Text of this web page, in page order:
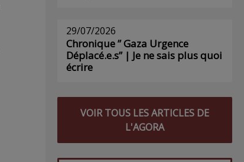
29/07/2026
Chronique ” Gaza Urgence
Déplacé.e.s” | Je ne sais plus quoi
écrire
VOIR TOUS LES ARTICLES DE
L'AGORA